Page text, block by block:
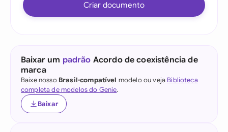
Criar documento
Baixar um padrão Acordo de coexistência de
marca
Baixe nosso Brasil-compatível modelo ou veja Biblioteca
completa de modelos do Genie.
Baixar